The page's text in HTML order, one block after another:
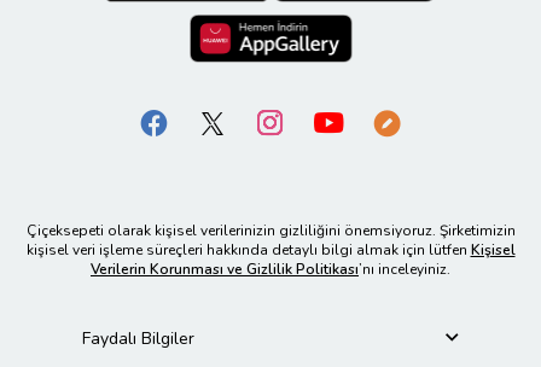
Çiçeksepeti olarak kişisel verilerinizin gizliliğini önemsiyoruz. Şirketimizin
kişisel veri işleme süreçleri hakkında detaylı bilgi almak için lütfen Kişisel
Verilerin Korunması ve Gizlilik Politikası’nı inceleyiniz.
Faydalı Bilgiler